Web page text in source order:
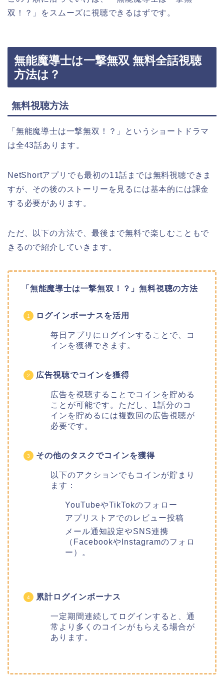
双！？」をスムーズに視聴できるはずです。
無能魔導士は一撃無双 無料全話視聴
方法は？
無料視聴方法
「無能魔導士は一撃無双！？」というショートドラマ
は全43話あります。
NetShortアプリでも最初の11話までは無料視聴できま
すが、その後のストーリーを見るには基本的には課金
する必要があります。
ただ、以下の方法で、最後まで無料で楽しむこともで
きるので紹介していきます。
「無能魔導士は一撃無双！？」無料視聴の方法
ログインボーナスを活用
毎日アプリにログインすることで、コ
インを獲得できます。
広告視聴でコインを獲得
広告を視聴することでコインを貯める
ことが可能です。ただし、1話分のコ
インを貯めるには複数回の広告視聴が
必要です。
その他のタスクでコインを獲得
以下のアクションでもコインが貯まり
ます：
YouTubeやTikTokのフォロー
アプリストアでのレビュー投稿
メール通知設定やSNS連携
（FacebookやInstagramのフォロ
ー）。
累計ログインボーナス
一定期間連続してログインすると、通
常より多くのコインがもらえる場合が
あります。